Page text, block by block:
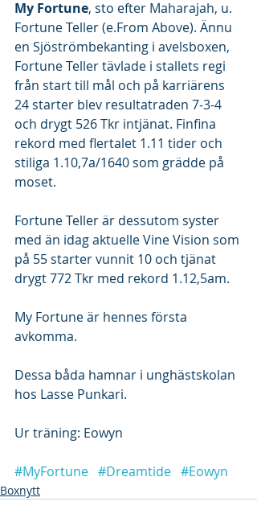
My Fortune, sto efter Maharajah, u.
Fortune Teller (e.From Above). Ännu
en Sjöströmbekanting i avelsboxen,
Fortune Teller tävlade i stallets regi
från start till mål och på karriärens
24 starter blev resultatraden 7-3-4
och drygt 526 Tkr intjänat. Finfina
rekord med flertalet 1.11 tider och
stiliga 1.10,7a/1640 som grädde på
moset.
Fortune Teller är dessutom syster
med än idag aktuelle Vine Vision som
på 55 starter vunnit 10 och tjänat
drygt 772 Tkr med rekord 1.12,5am.
My Fortune är hennes första
avkomma.
Dessa båda hamnar i unghästskolan
hos Lasse Punkari.
Ur träning: Eowyn
#MyFortune #Dreamtide #Eowyn
Boxnytt